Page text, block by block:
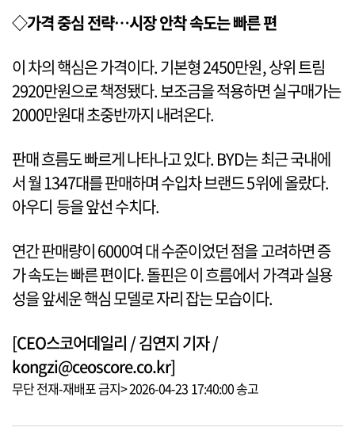
◇가격 중심 전략…시장 안착 속도는 빠른 편
이 차의 핵심은 가격이다. 기본형 2450만원, 상위 트림
2920만원으로 책정됐다. 보조금을 적용하면 실구매가는
2000만원대 초중반까지 내려온다.
판매 흐름도 빠르게 나타나고 있다. BYD는 최근 국내에
서 월 1347대를 판매하며 수입차 브랜드 5위에 올랐다.
아우디 등을 앞선 수치다.
연간 판매량이 6000여 대 수준이었던 점을 고려하면 증
가 속도는 빠른 편이다. 돌핀은 이 흐름에서 가격과 실용
성을 앞세운 핵심 모델로 자리 잡는 모습이다.
[CEO스코어데일리 / 김연지 기자 /
kongzi@ceoscore.co.kr]
무단 전재-재배포 금지> 2026-04-23 17:40:00 송고